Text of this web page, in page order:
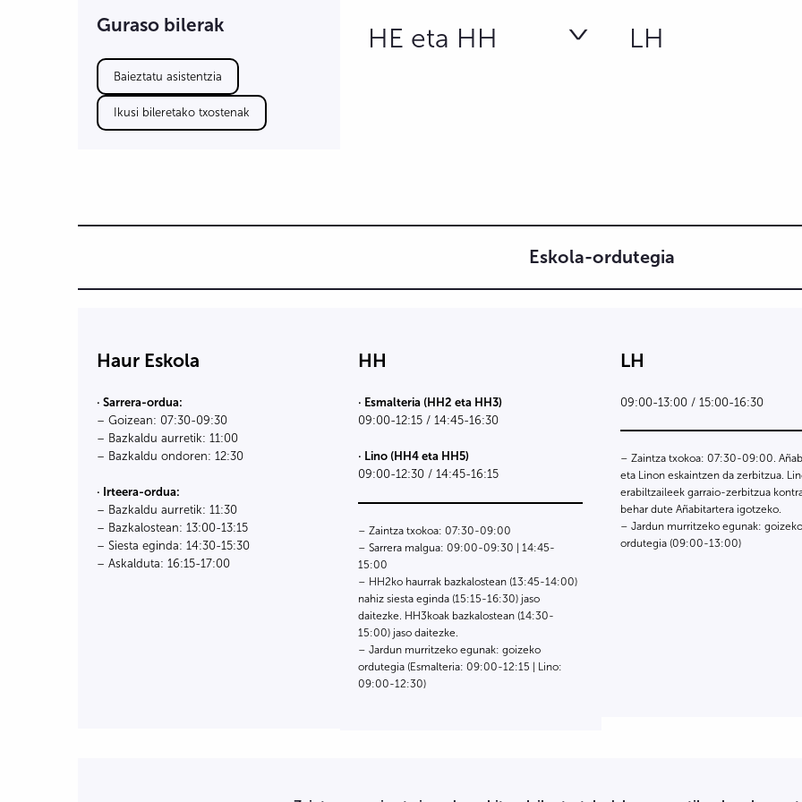
Guraso bilerak
Baieztatu asistentzia
Ikusi bileretako txostenak
HE eta HH LH
Eskola-ordutegia
Haur Eskola
· Sarrera-ordua:
– Goizean: 07:30-09:30
– Bazkaldu aurretik: 11:00
– Bazkaldu ondoren: 12:30
· Irteera-ordua:
– Bazkaldu aurretik: 11:30
– Bazkalostean: 13:00-13:15
– Siesta eginda: 14:30-15:30
– Askalduta: 16:15-17:00
HH
· Esmalteria (HH2 eta HH3)
09:00-12:15 / 14:45-16:30
· Lino (HH4 eta HH5)
09:00-12:30 / 14:45-16:15
– Zaintza txokoa: 07:30-09:00
– Sarrera malgua: 09:00-09:30 | 14:45-
15:00
– HH2ko haurrak bazkalostean (13:45-14:00)
nahiz siesta eginda (15:15-16:30) jaso
daitezke. HH3koak bazkalostean (14:30-
15:00) jaso daitezke.
– Jardun murritzeko egunak: goizeko
ordutegia (Esmalteria: 09:00-12:15 | Lino:
09:00-12:30)
LH
09:00-13:00 / 15:00-16:30
– Zaintza txokoa: 07:30-09:00.
eta Linon eskaintzen da zerbitzua.
erabiltzaileek garraio-zerbitzua
behar dute Añabitartera igotzeko.
– Jardun murritzeko egunak: goizeko
ordutegia (09:00-13:00)